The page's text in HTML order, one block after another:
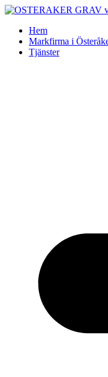
Skip
contentHem
Markfirma i
Tjänster